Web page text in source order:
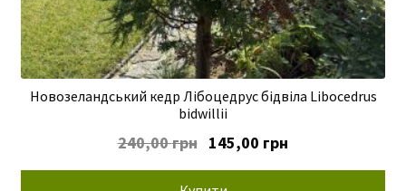
Новозеландський кедр Лібоцедрус бідвіла Libocedrus
bidwillii
240,00грн Оригінальна
240,00 грн.
145,00 грн